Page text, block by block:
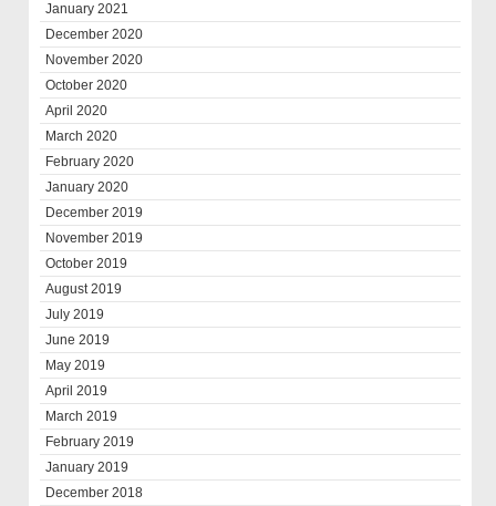
January 2021
December 2020
November 2020
October 2020
April 2020
March 2020
February 2020
January 2020
December 2019
November 2019
October 2019
August 2019
July 2019
June 2019
May 2019
April 2019
March 2019
February 2019
January 2019
December 2018